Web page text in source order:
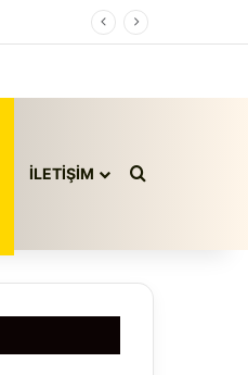
İLETİŞİM Arama yap